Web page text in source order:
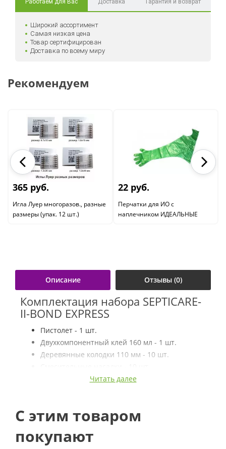
Работаем для Вас Доставка Гарантия и возврат
Широкий ассортимент
Самая низкая цена
Товар сертифицирован
Доставка по всему миру
Рекомендуем
365 руб.
Игла Луер многоразов., разные
размеры (упак. 12 шт.)
22 руб.
Перчатки для ИО с
наплечником ИДЕАЛЬНЫЕ
Описание Отзывы (0)
Комплектация набора SEPTICARE-
II-BOND EXPRESS
Пистолет - 1 шт.
Двухкомпонентный клей 160 мл - 1 шт.
Деревянные колодки 110 мм - 10 шт.
Нитриловые перчатки - 2 пары
II-BOND EXPRESS XL
Двухкомпонентный клей 250 мл - 1 шт.
Читать далее
C этим товаром
покупают